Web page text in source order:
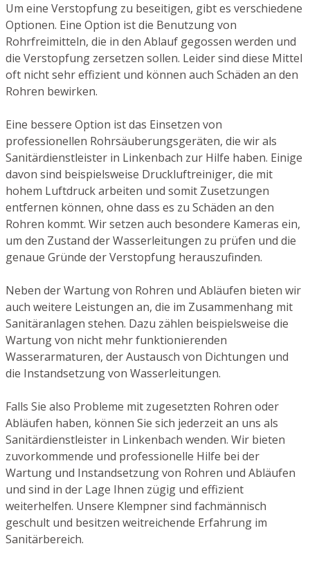
Um eine Verstopfung zu beseitigen, gibt es verschiedene
Optionen. Eine Option ist die Benutzung von
Rohrfreimitteln, die in den Ablauf gegossen werden und
die Verstopfung zersetzen sollen. Leider sind diese Mittel
oft nicht sehr effizient und können auch Schäden an den
Rohren bewirken.
Eine bessere Option ist das Einsetzen von
professionellen Rohrsäuberungsgeräten, die wir als
Sanitärdienstleister in Linkenbach zur Hilfe haben. Einige
davon sind beispielsweise Druckluftreiniger, die mit
hohem Luftdruck arbeiten und somit Zusetzungen
entfernen können, ohne dass es zu Schäden an den
Rohren kommt. Wir setzen auch besondere Kameras ein,
um den Zustand der Wasserleitungen zu prüfen und die
genaue Gründe der Verstopfung herauszufinden.
Neben der Wartung von Rohren und Abläufen bieten wir
auch weitere Leistungen an, die im Zusammenhang mit
Sanitäranlagen stehen. Dazu zählen beispielsweise die
Wartung von nicht mehr funktionierenden
Wasserarmaturen, der Austausch von Dichtungen und
die Instandsetzung von Wasserleitungen.
Falls Sie also Probleme mit zugesetzten Rohren oder
Abläufen haben, können Sie sich jederzeit an uns als
Sanitärdienstleister in Linkenbach wenden. Wir bieten
zuvorkommende und professionelle Hilfe bei der
Wartung und Instandsetzung von Rohren und Abläufen
und sind in der Lage Ihnen zügig und effizient
weiterhelfen. Unsere Klempner sind fachmännisch
geschult und besitzen weitreichende Erfahrung im
Sanitärbereich.